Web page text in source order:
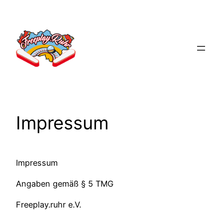
springen
Impressum
Impressum
Angaben gemäß § 5 TMG
Freeplay.ruhr e.V.